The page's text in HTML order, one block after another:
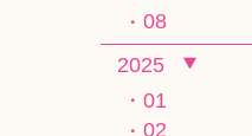
08
2025
01
02